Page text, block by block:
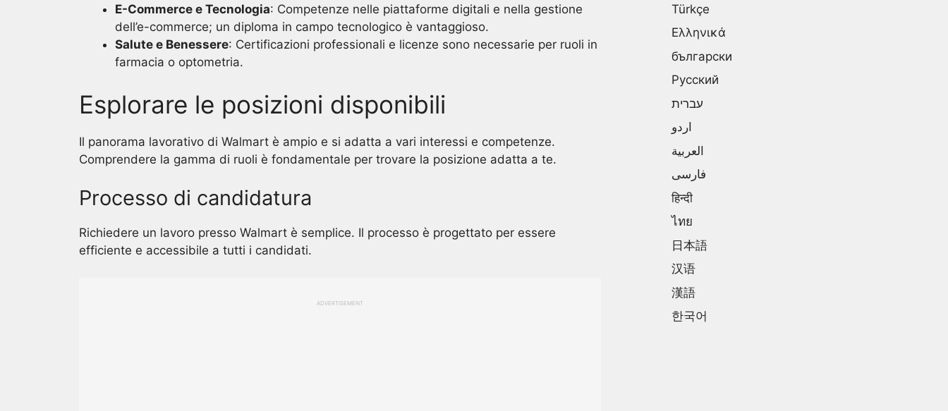
E-Commerce e Tecnologia: Competenze nelle piattaforme digitali e nella gestione
dell’e-commerce; un diploma in campo tecnologico è vantaggioso.
Salute e Benessere: Certificazioni professionali e licenze sono necessarie per ruoli in
farmacia o optometria.
Esplorare le posizioni disponibili
Il panorama lavorativo di Walmart è ampio e si adatta a vari interessi e competenze.
Comprendere la gamma di ruoli è fondamentale per trovare la posizione adatta a te.
Processo di candidatura
Richiedere un lavoro presso Walmart è semplice. Il processo è progettato per essere
efficiente e accessibile a tutti i candidati.
ADVERTISEMENT
Türkçe
Ελληνικά
български
Русский
עברית
اردو
العربية
فارسی
हिन्दी
ไทย
日本語
汉语
漢語
한국어